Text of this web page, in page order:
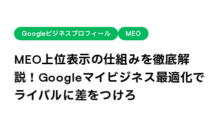
Googleビジネスプロフィール MEO
MEO上位表示の仕組みを徹底解
説！Googleマイビジネス最適化で
ライバルに差をつけろ